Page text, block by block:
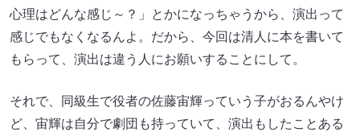
心理はどんな感じ～？」とかになっちゃうから、演出って
感じでもなくなるんよ。だから、今回は清人に本を書いて
もらって、演出は違う人にお願いすることにして。
それで、同級生で役者の佐藤宙輝っていう子がおるんやけ
ど、宙輝は自分で劇団も持っていて、演出もしたことある